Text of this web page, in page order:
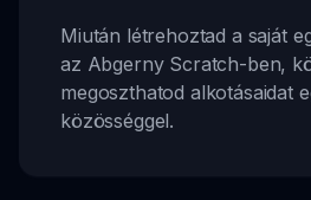
Miután létrehoztad a saját
az Abgerny Scratch-ben,
megoszthatod alkotásaidat
közösséggel.